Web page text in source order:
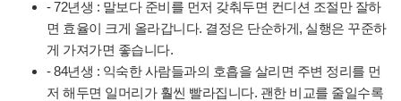
- 72년생 : 말보다 준비를 먼저 갖춰두면 컨디션 조절만 잘하
면 효율이 크게 올라갑니다. 결정은 단순하게, 실행은 꾸준하
게 가져가면 좋습니다.
- 84년생 : 익숙한 사람들과의 호흡을 살리면 주변 정리를 먼
저 해두면 일머리가 훨씬 빨라집니다. 괜한 비교를 줄일수록